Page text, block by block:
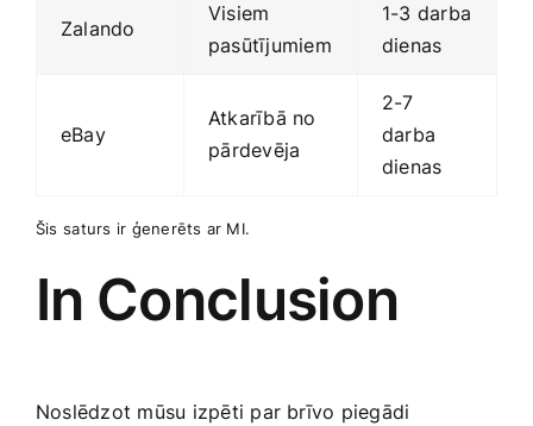
Zalando
Visiem
pasūtījumiem
1-3 darba
dienas
eBay
Atkarībā no
⁢pārdevēja
2-7
darba
dienas
Šis⁤ saturs​ ir ģenerēts ar MI.
In⁣ Conclusion
Noslēdzot mūsu izpēti par brīvo​ piegādi